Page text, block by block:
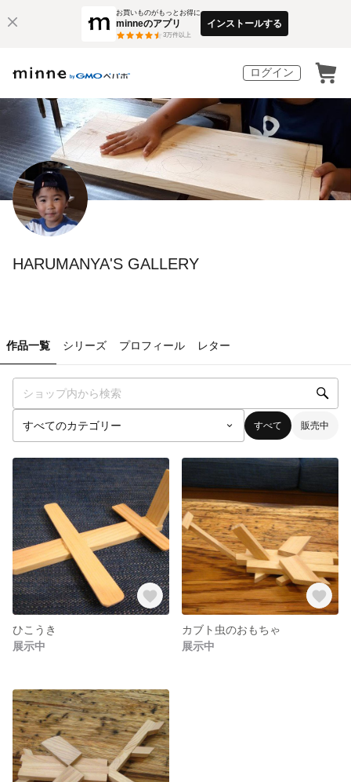
お買いものがもっとお得に
minneのアプリ
3万件以上
インストールする
ログイン
HARUMANYA'S GALLERY
作品一覧 シリーズ プロフィール レター
すべて 販売中
ひこうき
展示中
カブト虫のおもちゃ
展示中